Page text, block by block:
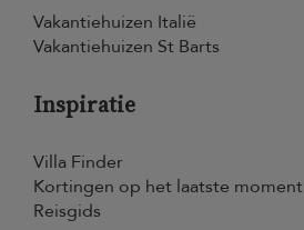
Vakantiehuizen Italië
Vakantiehuizen St Barts
Inspiratie
Villa Finder
Kortingen op het laatste moment
Reisgids